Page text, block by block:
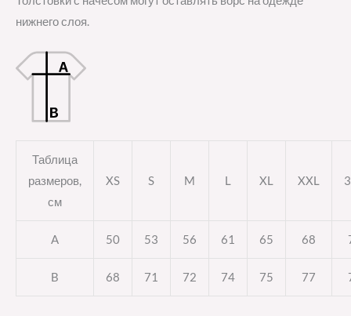
нижнего слоя.
Таблица
размеров,
см
XS S M L XL XXL
A 50 53 56 61 65 68
B 68 71 72 74 75 77